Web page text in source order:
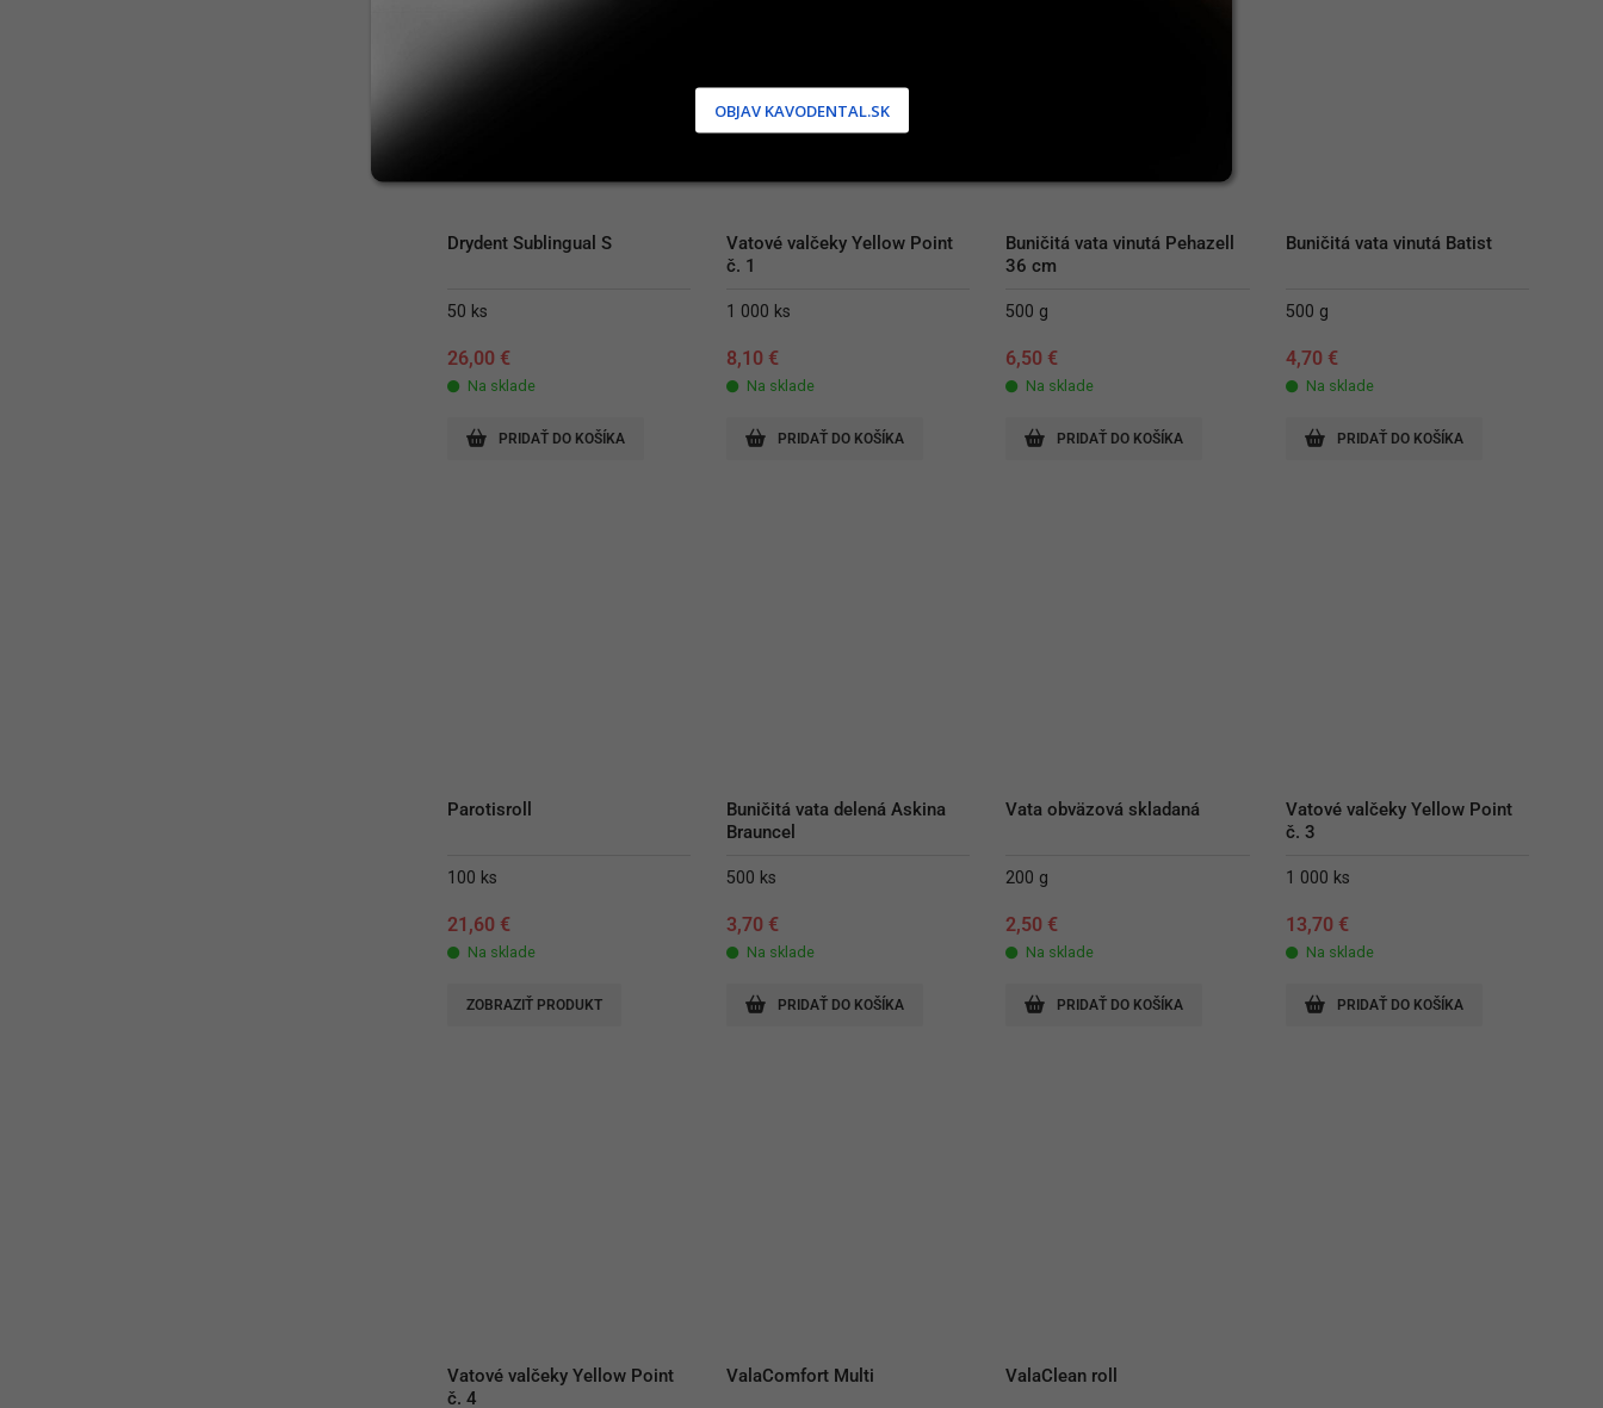
Drydent Sublingual S
50 ks
26,00 €
Na sklade
PRIDAŤ DO KOŠÍKA
Vatové valčeky Yellow Point
č. 1
1 000 ks
8,10 €
Na sklade
PRIDAŤ DO KOŠÍKA
Buničitá vata vinutá Pehazell
36 cm
500 g
6,50 €
Na sklade
PRIDAŤ DO KOŠÍKA
Buničitá vata vinutá Batist
500 g
4,70 €
Na sklade
PRIDAŤ DO KOŠÍKA
Parotisroll
100 ks
21,60 €
Na sklade
ZOBRAZIŤ PRODUKT
Buničitá vata delená Askina
Brauncel
500 ks
3,70 €
Na sklade
PRIDAŤ DO KOŠÍKA
Vata obväzová skladaná
200 g
2,50 €
Na sklade
PRIDAŤ DO KOŠÍKA
Vatové valčeky Yellow Point
č. 3
1 000 ks
13,70 €
Na sklade
PRIDAŤ DO KOŠÍKA
Vatové valčeky Yellow Point
č. 4
ValaComfort Multi ValaClean roll
OBJAV KAVODENTAL.SK